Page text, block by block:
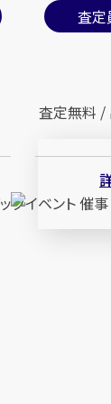
査定
査定無料 /